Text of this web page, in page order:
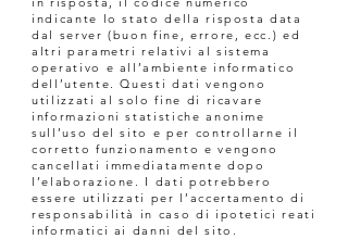
indicante lo stato della risposta data
dal server (buon fine, errore, ecc.) ed
altri parametri relativi al sistema
operativo e all’ambiente informatico
dell’utente. Questi dati vengono
utilizzati al solo fine di ricavare
informazioni statistiche anonime
sull’uso del sito e per controllarne il
corretto funzionamento e vengono
cancellati immediatamente dopo
l’elaborazione. I dati potrebbero
essere utilizzati per l’accertamento di
responsabilità in caso di ipotetici reati
informatici ai danni del sito.